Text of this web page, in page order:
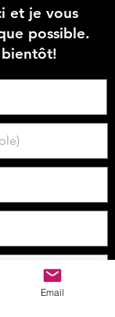
et je vous
possible.
Email